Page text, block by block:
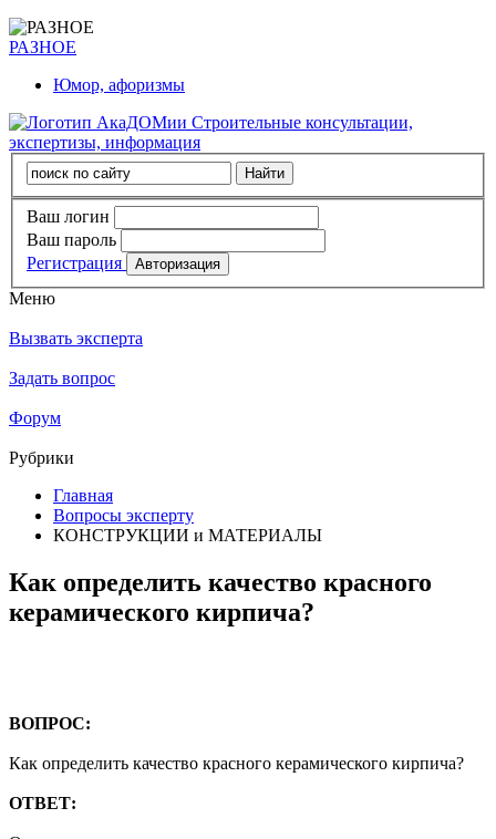
РАЗНОЕ
Юмор, афоризмы
Строительные консультации,
экспертизы, информация
Ваш логин
Ваш пароль
Регистрация
Меню
Вызвать эксперта
Задать вопрос
Форум
Рубрики
Главная
Вопросы эксперту
КОНСТРУКЦИИ и МАТЕРИАЛЫ
Как определить качество красного
керамического кирпича?
ВОПРОС:
Как определить качество красного керамического кирпича?
ОТВЕТ: